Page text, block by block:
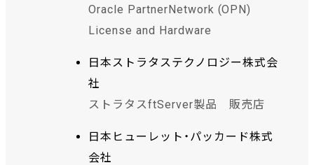
Oracle PartnerNetwork (OPN)
License and Hardware
日本ストラタステクノロジー株式会
社
ストラタスftServer製品 販売店
日本ヒューレット・パッカード株式
会社